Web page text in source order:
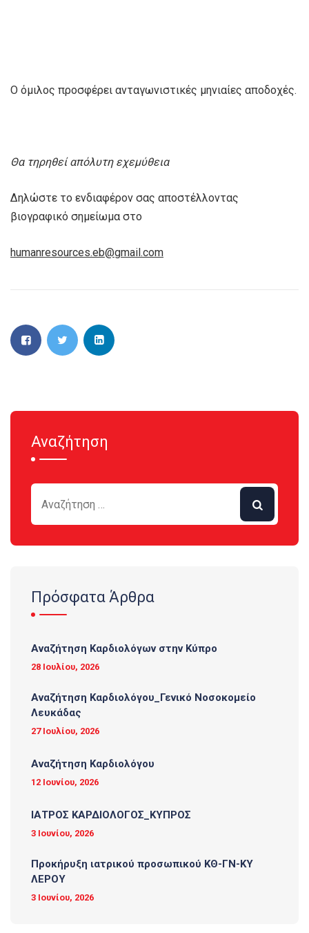
Ο όμιλος προσφέρει ανταγωνιστικές μηνιαίες αποδοχές.
Θα τηρηθεί απόλυτη εχεμύθεια
Δηλώστε το ενδιαφέρον σας αποστέλλοντας
βιογραφικό σημείωμα στο
humanresources.eb@gmail.com
Αναζήτηση
Πρόσφατα Άρθρα
Αναζήτηση Καρδιολόγων στην Κύπρο
28 Ιουλίου, 2026
Αναζήτηση Καρδιολόγου_Γενικό Νοσοκομείο
Λευκάδας
27 Ιουλίου, 2026
Αναζήτηση Καρδιολόγου
12 Ιουνίου, 2026
ΙΑΤΡΟΣ ΚΑΡΔΙΟΛΟΓΟΣ_ΚΥΠΡΟΣ
3 Ιουνίου, 2026
Προκήρυξη ιατρικού προσωπικού ΚΘ-ΓΝ-ΚΥ
ΛΕΡΟΥ
3 Ιουνίου, 2026